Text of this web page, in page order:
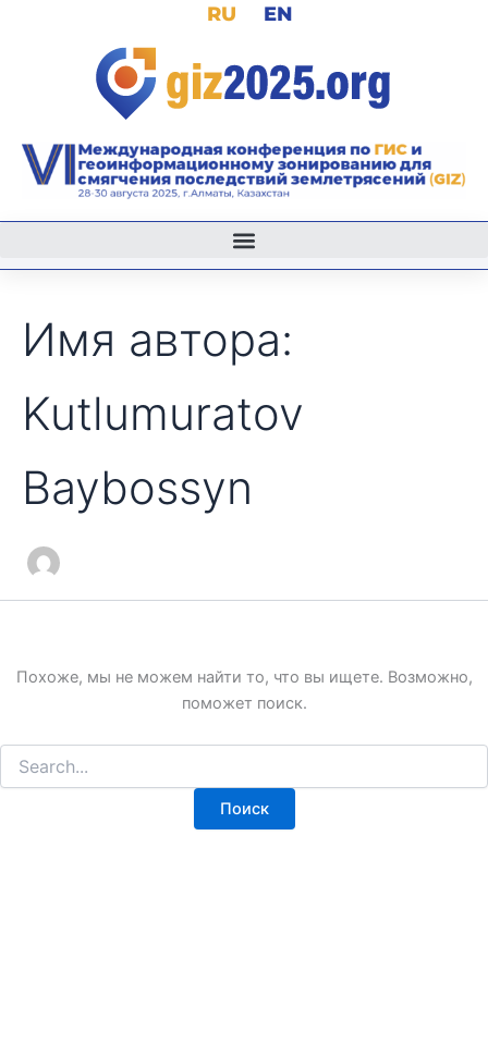
содержимому
RU EN
Имя автора:
Kutlumuratov
Baybossyn
Похоже, мы не можем найти то, что вы ищете. Возможно,
поможет поиск.